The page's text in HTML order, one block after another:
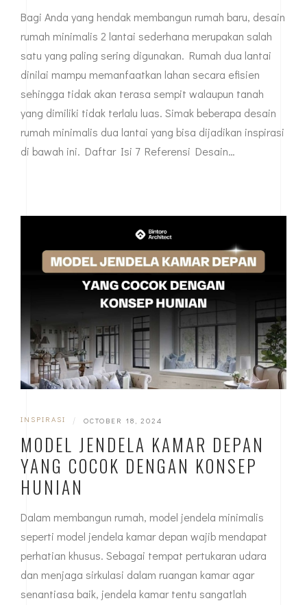
Bagi Anda yang hendak membangun rumah baru, desain
rumah minimalis 2 lantai sederhana merupakan salah
satu yang paling sering digunakan. Rumah dua lantai
dinilai mampu memanfaatkan lahan secara efisien
sehingga tidak akan terasa sempit walaupun tanah
yang dimiliki tidak terlalu luas. Simak beberapa desain
rumah minimalis dua lantai yang bisa dijadikan inspirasi
di bawah ini. Daftar Isi 7 Referensi Desain…
INSPIRASI | OCTOBER 18, 2024
MODEL JENDELA KAMAR DEPAN
YANG COCOK DENGAN KONSEP
HUNIAN
Dalam membangun rumah, model jendela minimalis
seperti model jendela kamar depan wajib mendapat
perhatian khusus. Sebagai tempat pertukaran udara
dan menjaga sirkulasi dalam ruangan kamar agar
senantiasa baik, jendela kamar tentu sangatlah